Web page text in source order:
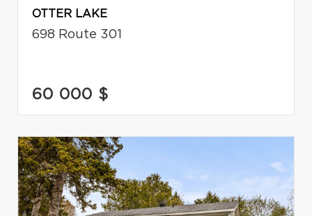
OTTER LAKE
698 Route 301
60 000 $